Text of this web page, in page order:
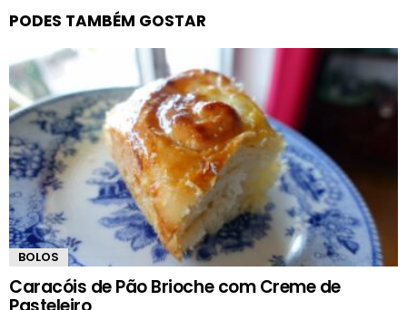
PODES TAMBÉM GOSTAR
BOLOS
Caracóis de Pão Brioche com Creme de